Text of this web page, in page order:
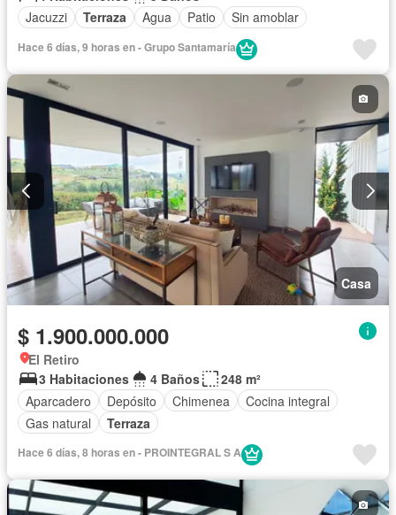
Jacuzzi
Terraza Agua Patio Sin amoblar
Hace 6 días, 9 horas en - Grupo Santamaría
Casa
$ 1.900.000.000
El Retiro
3 Habitaciones
4 Baños
248 m²
Aparcadero
Depósito Chimenea
Cocina integral
Gas natural
Terraza
Hace 6 días, 8 horas en - PROINTEGRAL S A